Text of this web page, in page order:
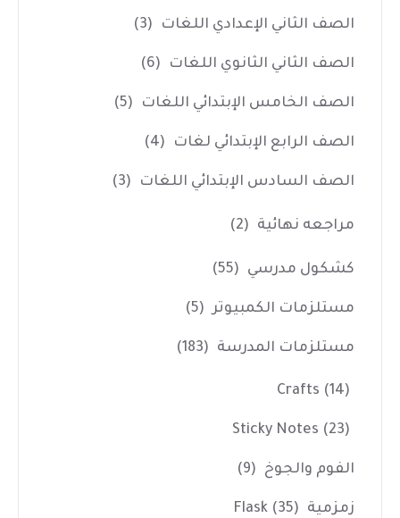
الصف الثاني الإعدادي اللغات (3)
الصف الثاني الثانوي اللغات (6)
الصف الخامس الإبتدائي اللغات (5)
الصف الرابع الإبتدائي لغات (4)
الصف السادس الإبتدائي اللغات (3)
مراجعه نهائية (2)
كشكول مدرسي (55)
مستلزمات الكمبيوتر (5)
مستلزمات المدرسة (183)
Crafts (14)
Sticky Notes (23)
الفوم والجوخ (9)
زمزمية Flask (35)